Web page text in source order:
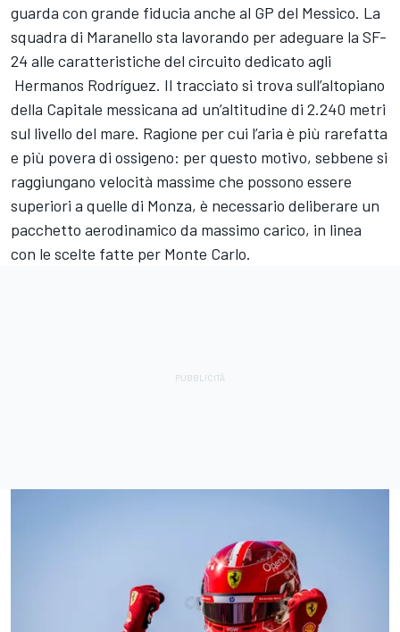
guarda con grande fiducia anche al GP del Messico. La
squadra di Maranello sta lavorando per adeguare la SF-
24 alle caratteristiche del circuito dedicato agli
Hermanos Rodríguez. Il tracciato si trova sull’altopiano
della Capitale messicana ad un’altitudine di 2.240 metri
sul livello del mare. Ragione per cui l’aria è più rarefatta
e più povera di ossigeno: per questo motivo, sebbene si
raggiungano velocità massime che possono essere
superiori a quelle di Monza, è necessario deliberare un
pacchetto aerodinamico da massimo carico, in linea
con le scelte fatte per Monte Carlo.